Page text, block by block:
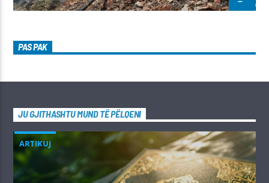
PAS PAK
JU GJITHASHTU MUND TË PËLQENI
ARTIKUJ